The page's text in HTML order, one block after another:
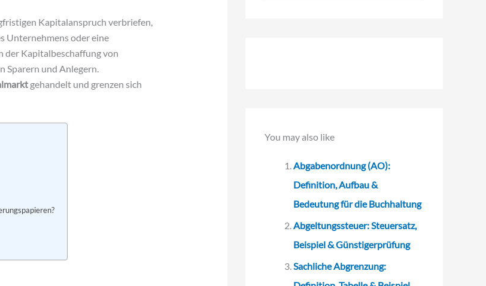
Kapitalanspruch verbriefen,
Unternehmens oder eine
der Kapitalbeschaffung von
Sparern und Anlegern.
gehandelt und grenzen sich
c
You may also like
Abgabenordnung (AO):
Definition, Aufbau &
Bedeutung für die Buchhaltung
Abgeltungssteuer: Steuersatz,
Beispiel & Günstigerprüfung
Sachliche Abgrenzung: